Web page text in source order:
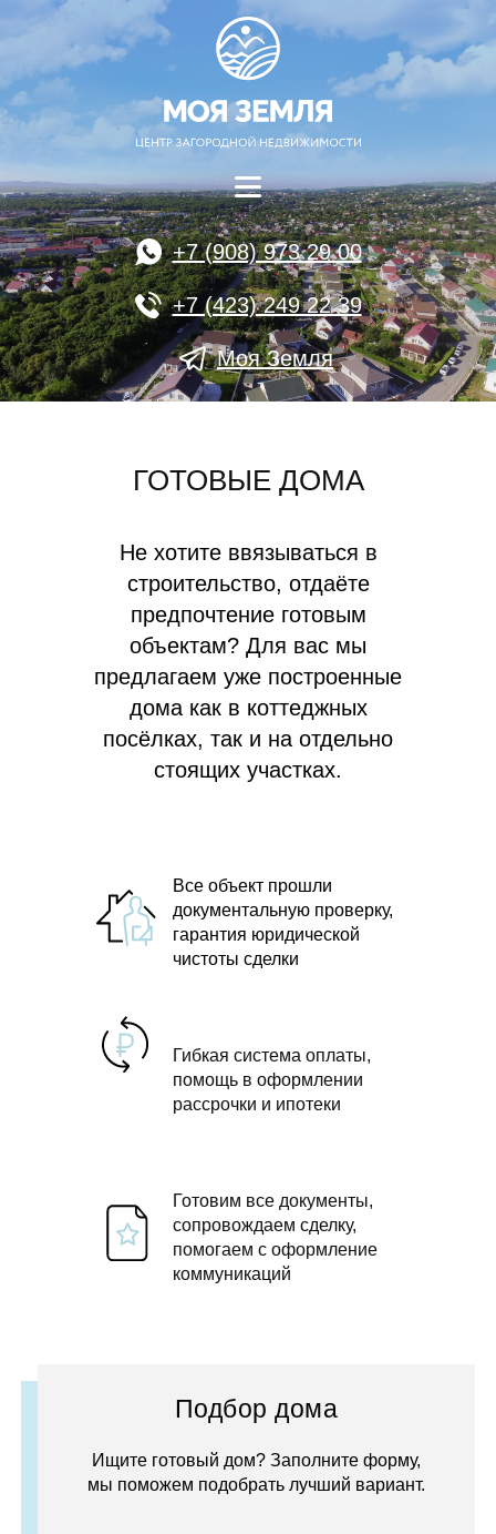
+7 (908) 973 29 00
+7 (423) 249 22 39
Моя Земля
ГОТОВЫЕ ДОМА
Не хотите ввязываться в
строительство, отдаёте
предпочтение готовым
объектам? Для вас мы
предлагаем уже построенные
дома как в коттеджных
посёлках, так и на отдельно
стоящих участках.
Все объект прошли
документальную проверку,
гарантия юридической
чистоты сделки
Гибкая система оплаты,
помощь в оформлении
рассрочки и ипотеки
Готовим все документы,
сопровождаем сделку,
помогаем с оформление
коммуникаций
Подбор дома
Ищите готовый дом? Заполните форму,
мы поможем подобрать лучший вариант.